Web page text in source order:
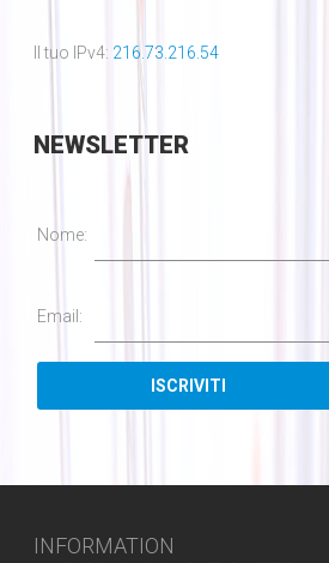
Il tuo IPv4: 216.73.216.54
NEWSLETTER
Nome:
Email:
INFORMATION